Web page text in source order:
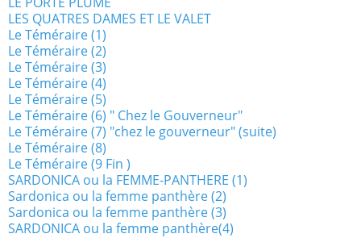
LES QUATRES DAMES ET LE VALET
Le Téméraire (1)
Le Téméraire (2)
Le Téméraire (3)
Le Téméraire (4)
Le Téméraire (5)
Le Téméraire (6) " Chez le Gouverneur"
Le Téméraire (7) "chez le gouverneur" (suite)
Le Téméraire (8)
Le Téméraire (9 Fin )
SARDONICA ou la FEMME-PANTHERE (1)
Sardonica ou la femme panthère (2)
Sardonica ou la femme panthère (3)
SARDONICA ou la femme panthère(4)